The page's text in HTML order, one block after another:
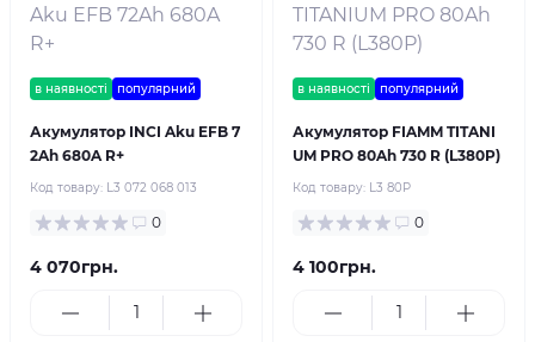
в наявності популярний
Акумулятор INCI Aku EFB 7
2Ah 680A R+
Код товару: L3 072 068 013
0
4 070грн.
в наявності популярний
Акумулятор FIAMM TITANI
UM PRO 80Ah 730 R (L380P)
Код товару: L3 80P
0
4 100грн.